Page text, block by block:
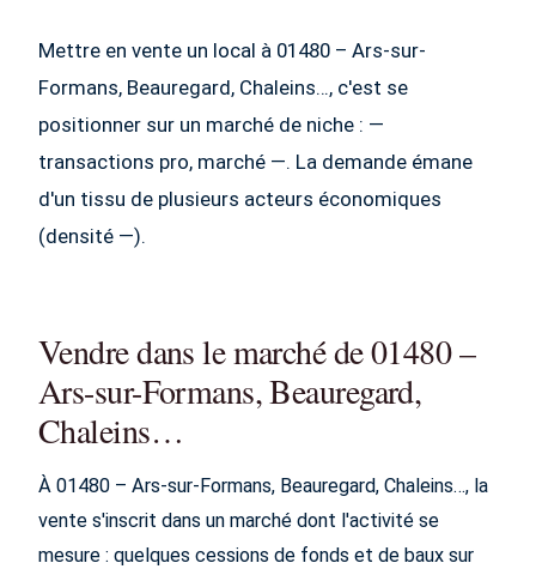
Mettre en vente un local à 01480 – Ars-sur-
Formans, Beauregard, Chaleins…, c'est se
positionner sur un marché de niche : —
transactions pro, marché —. La demande émane
d'un tissu de plusieurs acteurs économiques
(densité —).
Vendre dans le marché de 01480 –
Ars-sur-Formans, Beauregard,
Chaleins…
À 01480 – Ars-sur-Formans, Beauregard, Chaleins…, la
vente s'inscrit dans un marché dont l'activité se
mesure : quelques cessions de fonds et de baux sur